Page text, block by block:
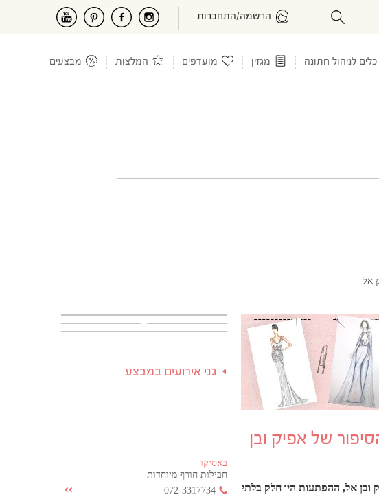
הרשמה/התחברות
כלים לניהול חתונה מגזין מועדפים המלצות מבצעים
אל
של אפיק ובן
ובן אל, ההפתעות היו חלק בלתי
גני אירועים במבצע
באסיקו
חבילות חורף מיוחדות
072-3317734